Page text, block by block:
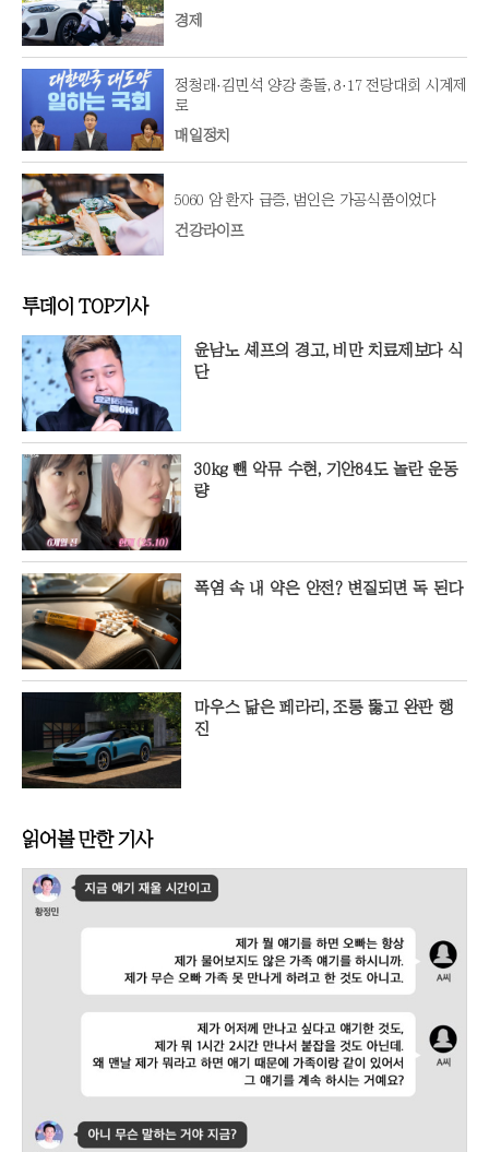
경제
정청래·김민석 양강 충돌, 8·17 전당대회 시계제
로
매일정치
5060 암 환자 급증, 범인은 가공식품이었다
건강라이프
투데이 TOP기사
윤남노 셰프의 경고, 비만 치료제보다 식
단
30kg 뺀 악뮤 수현, 기안84도 놀란 운동
량
폭염 속 내 약은 안전? 변질되면 독 된다
마우스 닮은 페라리, 조롱 뚫고 완판 행
진
읽어볼 만한 기사